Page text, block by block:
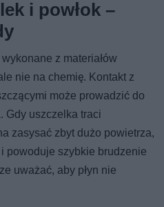
i powłok –
z materiałów
nie na chemię. Kontakt z
może prowadzić do
Gdy uszczelka traci
zasysać zbyt dużo powietrza,
powoduje szybkie brudzenie
uważać, aby płyn nie